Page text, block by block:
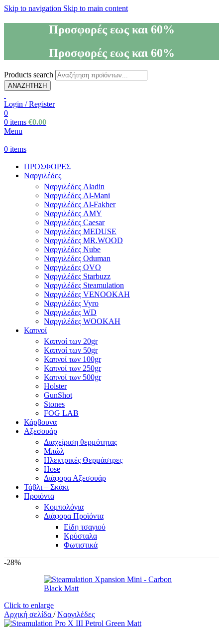
Skip to navigation Skip to main content
Προσφορές εως και 60%
Προσφορές εως και 60%
Products search
ΑΝΑΖΗΤΗΣΗ
Login / Register
0
0 items €0.00
Menu
0 items
ΠΡΟΣΦΟΡΕΣ
Ναργιλέδες
Ναργιλέδες Aladin
Ναργιλέδες Al-Mani
Ναργιλέδες Al-Fakher
Ναργιλέδες AΜΥ
Ναργιλέδες Caesar
Ναργιλέδες MEDUSE
Ναργιλέδες MR.WOOD
Ναργιλέδες Nube
Ναργιλέδες Oduman
Ναργιλεδες OVO
Ναργιλέδες Starbuzz
Ναργιλέδες Steamulation
Ναργιλέδες VENOOKAH
Ναργιλέδες Vyro
Ναργιλεδες WD
Ναργιλέδες WOOKAH
Καπνοί
Kαπνοί των 20gr
Kαπνοί των 50gr
Καπνοί των 100gr
Καπνοί των 250gr
Καπνοί των 500gr
Holster
GunShot
Stones
FOG LAB
Κάρβουνα
Αξεσουάρ
Διαχείριση θερμότητας
Μπώλ
Ηλεκτρικές Θερμάστρες
Hose
Διάφορα Αξεσουάρ
Τάβλι – Σκάκι
Προιόντα
Κομπολόγια
Διάφορα Προϊόντα
Είδη τσαγιού
Κρύσταλα
Φωτιστικά
-28%
Click to enlarge
Αρχική σελίδα / Ναργιλέδες